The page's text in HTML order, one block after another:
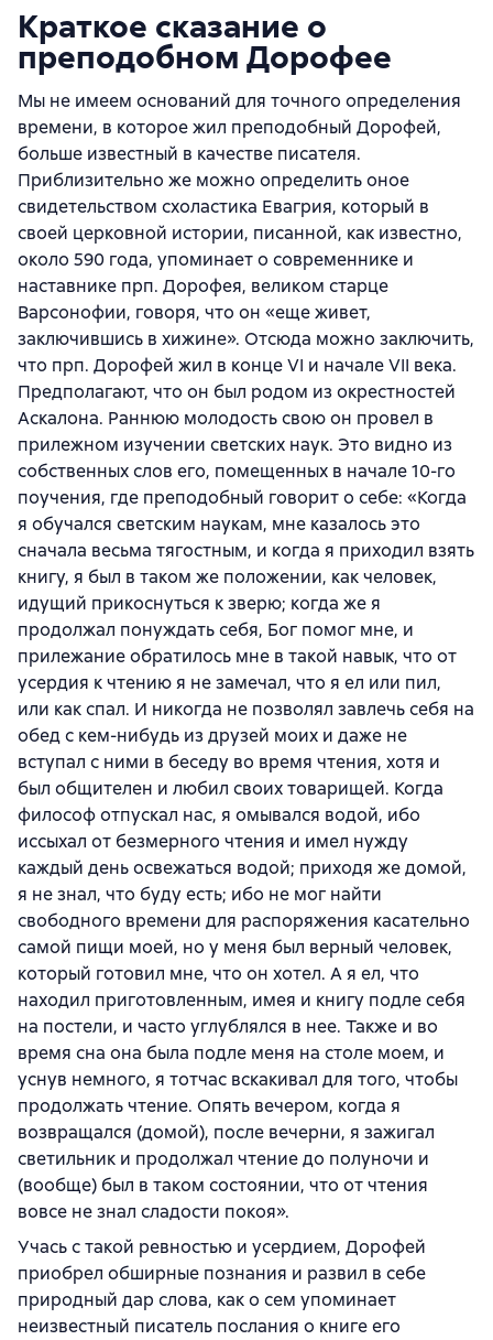
Краткое сказание о
преподобном Дорофее
Мы не имеем оснований для точного определения
времени, в которое жил преподобный Дорофей,
больше известный в качестве писателя.
Приблизительно же можно определить оное
свидетельством схоластика Евагрия, который в
своей церковной истории, писанной, как известно,
около 590 года, упоминает о современнике и
наставнике прп. Дорофея, великом старце
Варсонофии, говоря, что он «еще живет,
заключившись в хижине». Отсюда можно заключить,
что прп. Дорофей жил в конце VI и начале VII века.
Предполагают, что он был родом из окрестностей
Аскалона. Раннюю молодость свою он провел в
прилежном изучении светских наук. Это видно из
собственных слов его, помещенных в начале 10-го
поучения, где преподобный говорит о себе: «Когда
я обучался светским наукам, мне казалось это
сначала весьма тягостным, и когда я приходил взять
книгу, я был в таком же положении, как человек,
идущий прикоснуться к зверю; когда же я
продолжал понуждать себя, Бог помог мне, и
прилежание обратилось мне в такой навык, что от
усердия к чтению я не замечал, что я ел или пил,
или как спал. И никогда не позволял завлечь себя на
обед с кем-нибудь из друзей моих и даже не
вступал с ними в беседу во время чтения, хотя и
был общителен и любил своих товарищей. Когда
философ отпускал нас, я омывался водой, ибо
иссыхал от безмерного чтения и имел нужду
каждый день освежаться водой; приходя же домой,
я не знал, что буду есть; ибо не мог найти
свободного времени для распоряжения касательно
самой пищи моей, но у меня был верный человек,
который готовил мне, что он хотел. А я ел, что
находил приготовленным, имея и книгу подле себя
на постели, и часто углублялся в нее. Также и во
время сна она была подле меня на столе моем, и
уснув немного, я тотчас вскакивал для того, чтобы
продолжать чтение. Опять вечером, когда я
возвращался (домой), после вечерни, я зажигал
светильник и продолжал чтение до полуночи и
(вообще) был в таком состоянии, что от чтения
вовсе не знал сладости покоя».
Учась с такой ревностью и усердием, Дорофей
приобрел обширные познания и развил в себе
природный дар слова, как о сем упоминает
неизвестный писатель послания о книге его